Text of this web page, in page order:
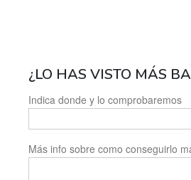
¿LO HAS VISTO MÁS
Indica donde y lo comprobaremos
Más info sobre como conseguirlo